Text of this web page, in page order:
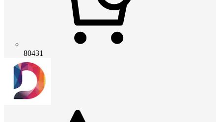
80431